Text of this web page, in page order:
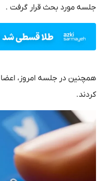
مورد بحث قرار گرفت .
در جلسه امروز، اعضا بر